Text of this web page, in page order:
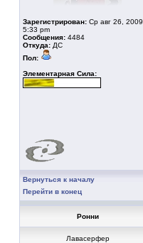
Зарегистрирован: Ср авг 26, 2009
5:33 pm
Сообщения: 4484
Откуда: ДС
Пол:
Элементарная Сила:
Вернуться к началу
Перейти в конец
Ронни
Лавасерфер